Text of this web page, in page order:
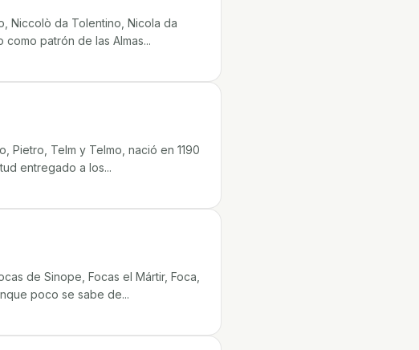
Niccolò da Tolentino, Nicola da
patrón de las Almas...
Pietro, Telm y Telmo, nació en 1190
entregado a los...
de Sinope, Focas el Mártir, Foca,
poco se sabe de...